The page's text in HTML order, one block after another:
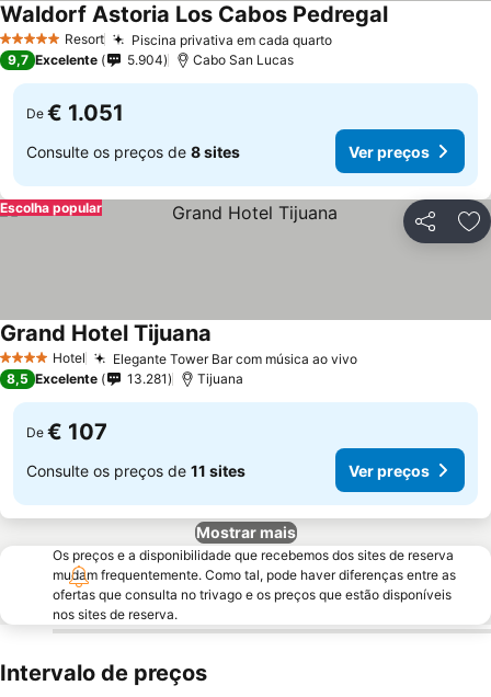
5 Estrelas Resort Piscina privativa em cada quarto
Waldorf Astoria Los Cabos Pedregal
9,7 Excelente 5.904 Cabo San Lucas
De € 1.051
Consulte os preços de 8 sites Ver preços
Partilhar
Escolha popular
4 EstrelasHotel Elegante Tower Bar com música ao vivo
Grand Hotel Tijuana
8,5 Excelente 13.281 Tijuana
De € 107
Consulte os preços de 11 sites Ver preços
Mostrar mais
Os preços e a disponibilidade que recebemos dos sites de reserva
mudam frequentemente. Como tal, pode haver diferenças entre as
ofertas que consulta no trivago e os preços que estão disponíveis
nos sites de reserva.
Intervalo de preços